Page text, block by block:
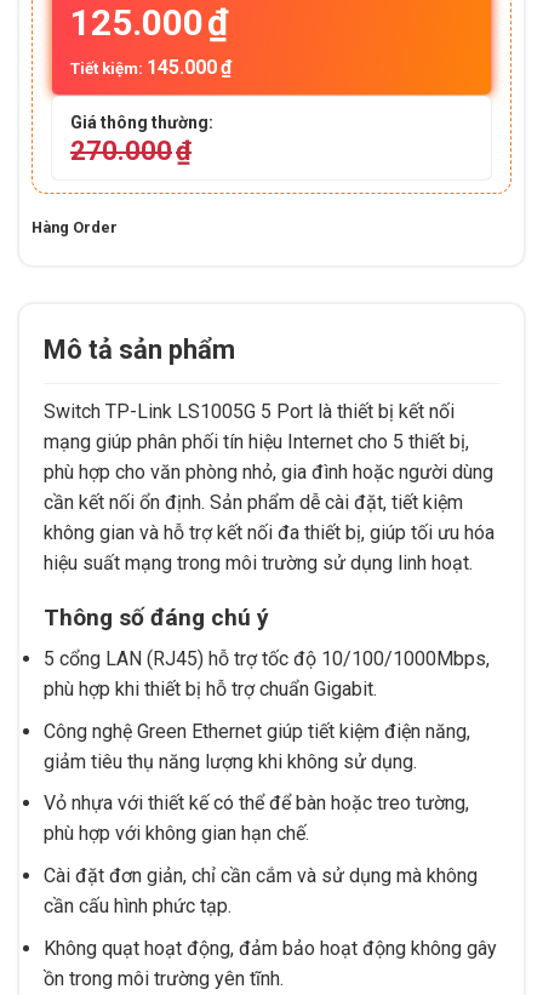
125.000₫
Tiết kiệm: 145.000₫
Giá thông thường:
270.000₫
Hàng Order
Mô tả sản phẩm
Switch TP-Link LS1005G 5 Port là thiết bị kết nối
mạng giúp phân phối tín hiệu Internet cho 5 thiết bị,
phù hợp cho văn phòng nhỏ, gia đình hoặc người dùng
cần kết nối ổn định. Sản phẩm dễ cài đặt, tiết kiệm
không gian và hỗ trợ kết nối đa thiết bị, giúp tối ưu hóa
hiệu suất mạng trong môi trường sử dụng linh hoạt.
Thông số đáng chú ý
5 cổng LAN (RJ45) hỗ trợ tốc độ 10/100/1000Mbps,
phù hợp khi thiết bị hỗ trợ chuẩn Gigabit.
Công nghệ Green Ethernet giúp tiết kiệm điện năng,
giảm tiêu thụ năng lượng khi không sử dụng.
Vỏ nhựa với thiết kế có thể để bàn hoặc treo tường,
phù hợp với không gian hạn chế.
Cài đặt đơn giản, chỉ cần cắm và sử dụng mà không
cần cấu hình phức tạp.
Không quạt hoạt động, đảm bảo hoạt động không gây
ồn trong môi trường yên tĩnh.